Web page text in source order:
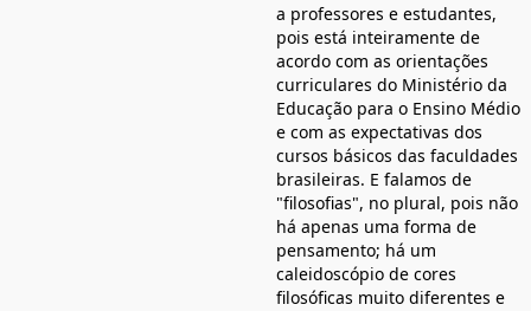
a professores e estudantes,
pois está inteiramente de
acordo com as orientações
curriculares do Ministério da
Educação para o Ensino Médio
e com as expectativas dos
cursos básicos das faculdades
brasileiras. E falamos de
"filosofias", no plural, pois não
há apenas uma forma de
pensamento; há um
caleidoscópio de cores
filosóficas muito diferentes e